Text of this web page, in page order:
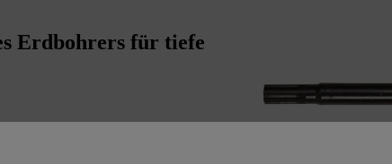
Erdbohrers für tiefe